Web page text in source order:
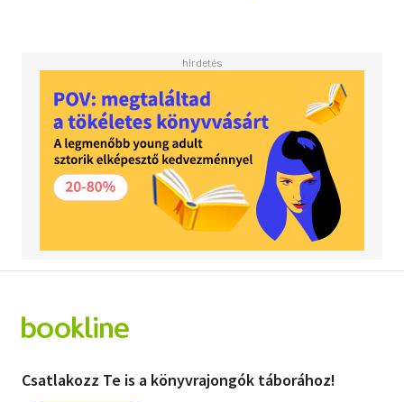
Csatlakozz Te is a könyvrajongók táborához!